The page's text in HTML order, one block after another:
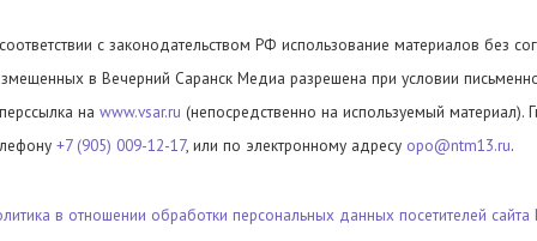
с законодательством РФ использование материалов без
в Вечерний Саранск Медиа разрешена при условии
на www.vsar.ru (непосредственно на используемый материал).
+7 (905) 009-12-17, или по электронному адресу opo@ntm13.ru.
в отношении обработки персональных данных посетителей